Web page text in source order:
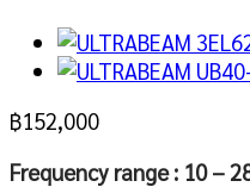
฿152,000
Frequency range : 10 –